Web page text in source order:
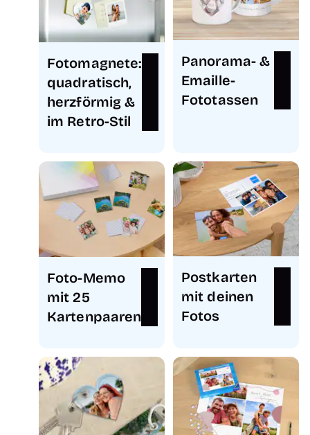
Fotomagnete:
quadratisch,
herzförmig &
im Retro-Stil
Panorama- &
Emaille-
Fototassen
Foto-Memo
mit 25
Kartenpaaren
Postkarten
mit deinen
Fotos